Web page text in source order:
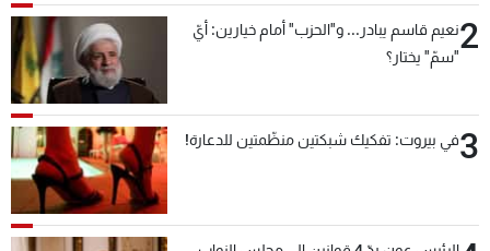
2نعيم قاسم يبادر... و"الحزب" أمام خيارين: أيّ
"سمّ" يختار؟
3في بيروت: تفكيك شبكتين منظّمتين للدعارة!